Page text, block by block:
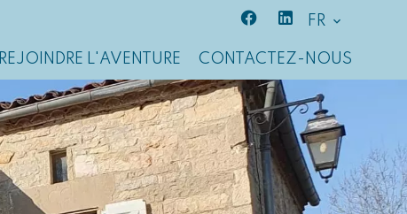
FR
REJOINDRE L'AVENTURE CONTACTEZ-NOUS